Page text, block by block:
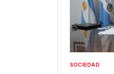
SOCIEDAD